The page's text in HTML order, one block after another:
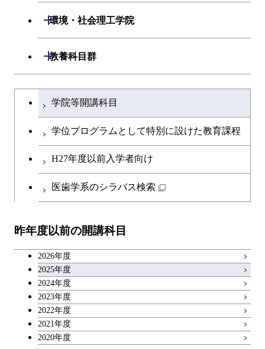
生命理工学系
開閉
ライフエンジニアリングコ
ース
物質・情報卓越コース
環境・社会理工学院
開閉
建築学系
開閉
コース
都市・環境学コース
コース
都市・環境学コース
開閉
エネルギーコース
エネルギー・情報コース
エンジニアリングデザイン
コース
原子核工学コース
物質・情報卓越コース
社会・人間科学コース
イノベーション科学系
イノベーション科学コース
人間医療科学技術コース
技術経営専門職学位課程
開閉
技術経営専門職学位課程
専門科目
教養科目群
開閉
文系教養科目
英語科目
第二外国語科目
キャリア科目
大学院課程を切り替える
学院等開講科目
学位プログラムとして特別に設けた教育課程
H27年度以前入学者向け
医歯学系のシラバス検索
昨年度以前の開講科目
2026年度
2025年度
2024年度
2023年度
2022年度
2021年度
2020年度